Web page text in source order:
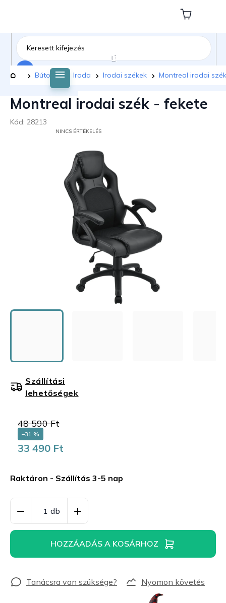
tartalomhoz
Kosár
Kezdőlap
Bútorok Iroda Irodai székek Montreal irodai
Montreal irodai szék - fekete
Kód: 28213
NINCS ÉRTÉKELÉS
48 590 Ft
–31 %
33 490 Ft
Raktáron - Szállítás 3-5 nap
Szállítási
lehetőségek
HOZZÁADÁS A KOSÁRHOZ
Nyomon követés